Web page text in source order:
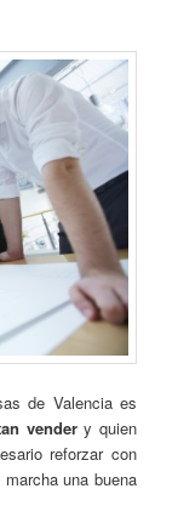
de Valencia es
vendery quien
reforzar con
una buena